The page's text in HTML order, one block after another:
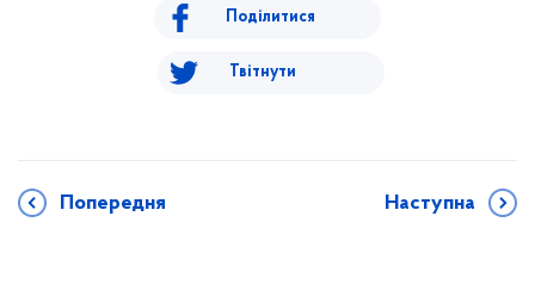
Поділитися
Твітнути
Попередня Наступна